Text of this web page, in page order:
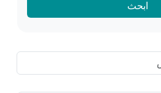
ابحث